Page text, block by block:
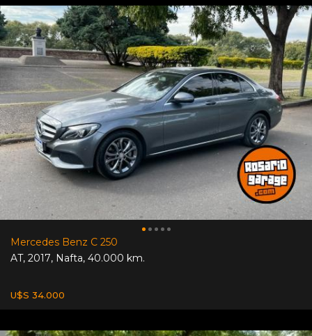
Mercedes Benz C 250
AT, 2017, Nafta, 40.000 km.
U$S 34.000